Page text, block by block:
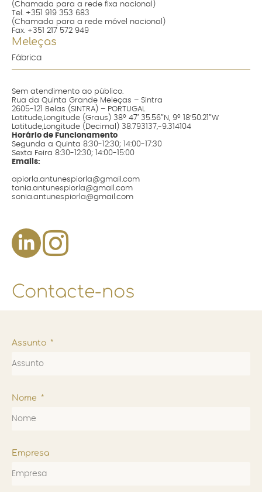
(Chamada para a rede fixa nacional)
Tel. +351 919 353 683
(Chamada para a rede móvel nacional)
Fax. +351 217 572 949
Meleças
Fábrica
Sem atendimento ao público.
Rua da Quinta Grande Meleças – Sintra
2605-121 Belas (SINTRA) – PORTUGAL
Latitude,Longitude (Graus) 38º 47′ 35.56″N, 9º 18’50.21″W
Latitude,Longitude (Decimal) 38.793137,-9.314104
Horário de Funcionamento
Segunda a Quinta 8:30-12:30; 14:00-17:30
Sexta Feira 8:30-12:30; 14:00-15:00
Emails:
apiorla.antunespiorla@gmail.com
tania.antunespiorla@gmail.com
sonia.antunespiorla@gmail.com
Contacte-nos
Assunto
Nome
Empresa